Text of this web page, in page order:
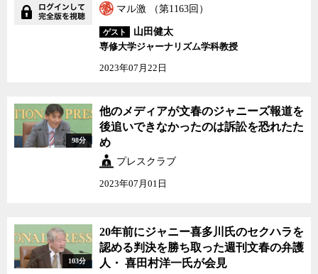
マル激 （第1163回）
ゲスト
山田健太
専修大学ジャーナリズム学科教授
2023年07月22日
98分
他のメディアが文春のジャニーズ報道を
後追いできなかったのは訴訟を恐れたた
め
プレスクラブ
2023年07月01日
103分
20年前にジャニー喜多川氏のセクハラを
認める判決を勝ち取った週刊文春の弁護
人・ 喜田村洋一氏が会見